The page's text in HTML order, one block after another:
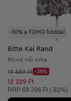
-30% a FOMO kóddal
Bitte Kai Rand
Rövid női ruha
Kezdő ár:
19 889 Ft
Discount Price:
-38%
Csökkentett ár:
12 229 Ft
Ajánlott ár:
RRP 69 296 Ft (-82%)